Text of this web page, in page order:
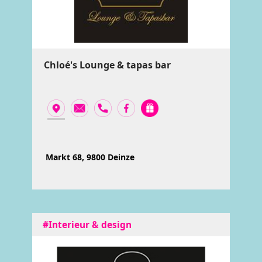
Chloé's Lounge & tapas bar
Markt 68, 9800 Deinze
#Interieur & design